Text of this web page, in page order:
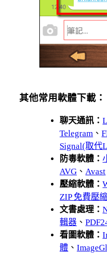
其他常用軟體下載：
聊天通訊：
Telegram 、
Signal(取代
防毒軟體：
AVG 、 Avast
壓縮軟體：
ZIP 免費壓
文書處理：
輯器 、
看圖軟體：
體 、